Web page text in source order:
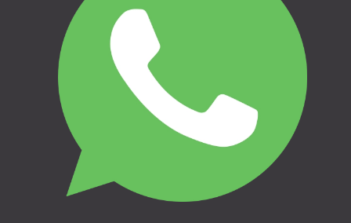
THULE | AUTO BAGĀŽNIEKI
THULE | VELO TURĒTĀJI
THULE | ĢIMENEI UN BĒRNIEM
THULE | CEĻOŠANAI UN